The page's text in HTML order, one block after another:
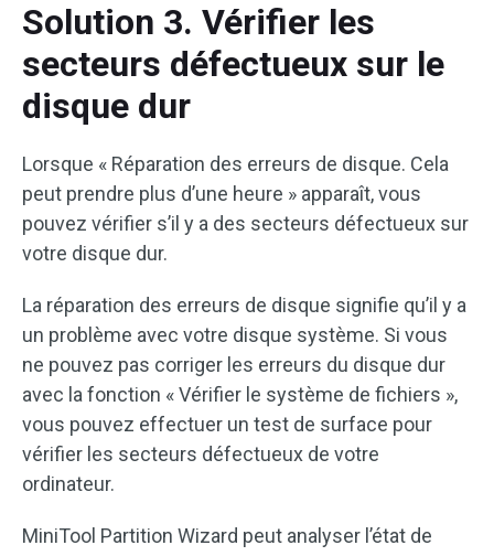
Solution 3. Vérifier les
secteurs défectueux sur le
disque dur
Lorsque « Réparation des erreurs de disque. Cela
peut prendre plus d’une heure » apparaît, vous
pouvez vérifier s’il y a des secteurs défectueux sur
votre disque dur.
La réparation des erreurs de disque signifie qu’il y a
un problème avec votre disque système. Si vous
ne pouvez pas corriger les erreurs du disque dur
avec la fonction « Vérifier le système de fichiers »,
vous pouvez effectuer un test de surface pour
vérifier les secteurs défectueux de votre
ordinateur.
MiniTool Partition Wizard peut analyser l’état de